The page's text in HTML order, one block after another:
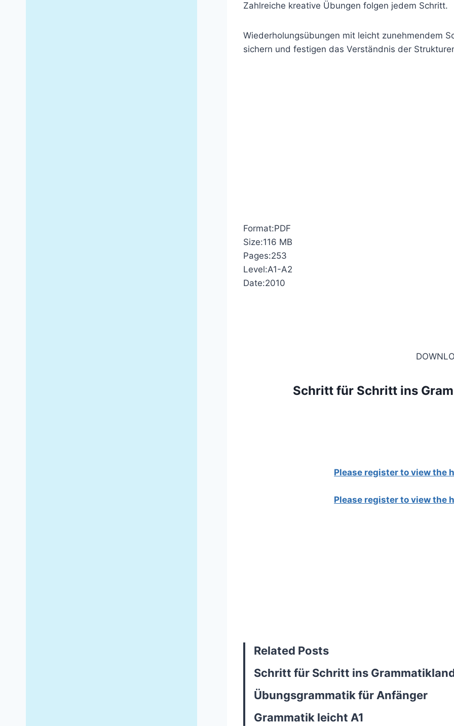
Zahlreiche kreative Übungen folgen jedem Schritt.
Wiederholungsübungen mit leicht zunehmendem
sichern und festigen das Verständnis der
Format:PDF
Size:116 MB
Pages:253
Level:A1-A2
Date:2010
Schritt für Schritt ins
Please register to view the
Please register to view the
Related Posts
Schritt für Schritt ins
Übungsgrammatik für Anfänger
Grammatik leicht A1